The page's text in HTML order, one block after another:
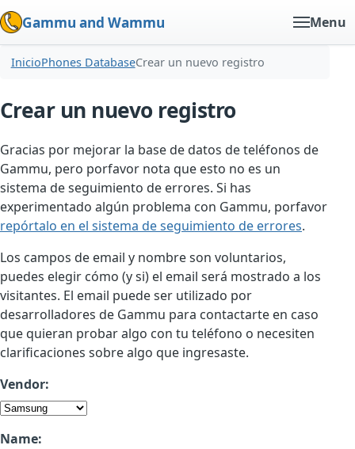
Gammu and Wammu Menu
InicioPhones DatabaseCrear un nuevo registro
Crear un nuevo registro
Gracias por mejorar la base de datos de teléfonos de
Gammu, pero porfavor nota que esto no es un
sistema de seguimiento de errores. Si has
experimentado algún problema con Gammu, porfavor
repórtalo en el sistema de seguimiento de errores.
Los campos de email y nombre son voluntarios,
puedes elegir cómo (y si) el email será mostrado a los
visitantes. El email puede ser utilizado por
desarrolladores de Gammu para contactarte en caso
que quieran probar algo con tu teléfono o necesiten
clarificaciones sobre algo que ingresaste.
Vendor:
Name: